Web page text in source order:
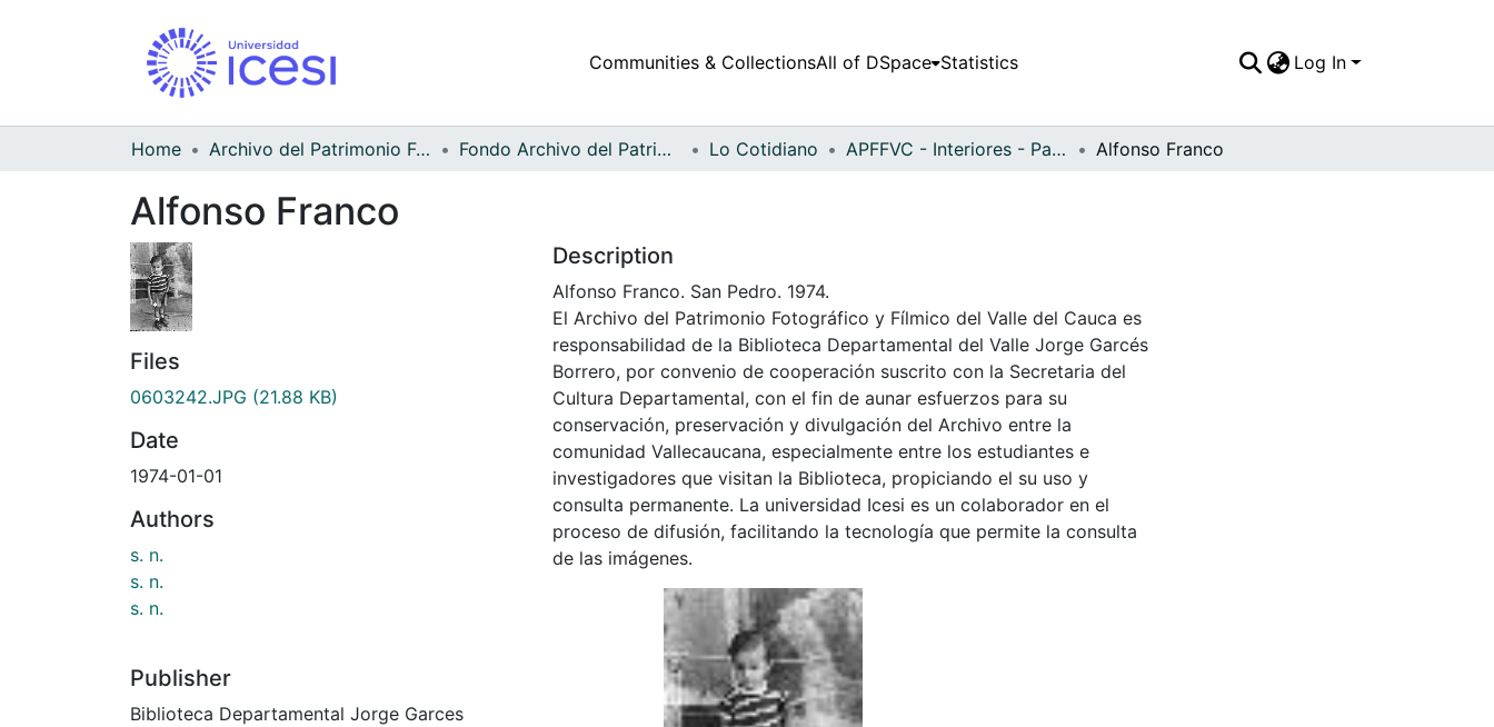
Communities & CollectionsAll of DSpace Statistics Log In
Home Archivo del Patrimonio Fotográfico y Fílmico del Valle del Cauca Fondo Archivo del Patrimonio Fotográfico y Fílmico del Valle del Cauca Lo Cotidiano APFFVC - Interiores - Patrimonial Alfonso Franco
Alfonso Franco
Files
0603242.JPG (21.88 KB)
Date
1974-01-01
Authors
s. n.
s. n.
s. n.
Publisher
Biblioteca Departamental Jorge Garces
Description
Alfonso Franco. San Pedro. 1974.
El Archivo del Patrimonio Fotográfico y Fílmico del Valle del Cauca es
responsabilidad de la Biblioteca Departamental del Valle Jorge Garcés
Borrero, por convenio de cooperación suscrito con la Secretaria del
Cultura Departamental, con el fin de aunar esfuerzos para su
conservación, preservación y divulgación del Archivo entre la
comunidad Vallecaucana, especialmente entre los estudiantes e
investigadores que visitan la Biblioteca, propiciando el su uso y
consulta permanente. La universidad Icesi es un colaborador en el
proceso de difusión, facilitando la tecnología que permite la consulta
de las imágenes.